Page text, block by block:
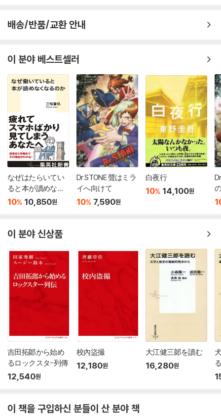
배송/반품/교환 안내
이 분야 베스트셀러
なぜはたらいてい
ると本が讀めなく
なるのか
10% 10,850원
Dr.STONE 聲はミラ
イへ向けて
10% 7,590원
白夜行
10% 14,100원
이 분야 신상품
吉田拓郞から始め
るロックスタ-列傳
12,540원
校內盜撮
12,180원
大江健三郞を讀む
16,280원
이 책을 구입하신 분들이 산 분야 책